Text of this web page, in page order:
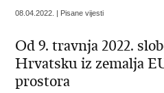
08.04.2022. | Pisane vijesti
Od 9. travnja 2022.
Hrvatsku iz zemalja
prostora